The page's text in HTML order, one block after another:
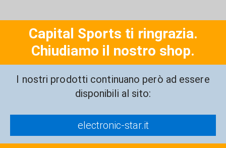
Capital Sports ti ringrazia.
Chiudiamo il nostro shop.
I nostri prodotti continuano però ad essere
disponibili al sito:
electronic-star.it